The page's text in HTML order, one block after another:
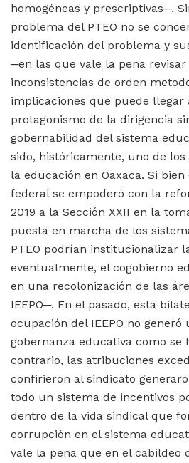
homogéneas y prescriptivas─.
problema del PTEO no se
identificación del problema y
─en las que vale la pena revisar
inconsistencias de orden
implicaciones que puede llegar
protagonismo de la dirigencia
gobernabilidad del sistema
sido, históricamente, uno de
la educación en Oaxaca. Si
federal se empoderó con la
2019 a la Sección XXII en la
puesta en marcha de los
PTEO podrían institucionalizar
eventualmente, el cogobierno
en una recolonización de las
IEEPO─. En el pasado, esta
ocupación del IEEPO no generó
gobernanza educativa como se
contrario, las atribuciones
confirieron al sindicato
todo un sistema de incentivos
dentro de la vida sindical que
corrupción en el sistema
vale la pena que en el cabildeo